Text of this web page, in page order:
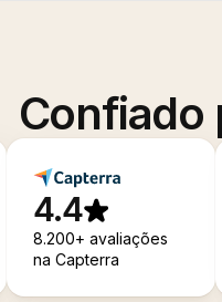
Confiado
4.4
8.200+ avaliações
na Capterra